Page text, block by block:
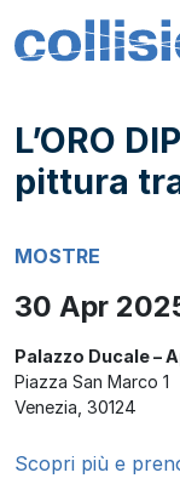
Salta al contenuto
L’ORO
pittura
MOSTRE
30 Apr
Palazzo Ducale –
Piazza San Marco 1
Venezia 30124
Scopri più e